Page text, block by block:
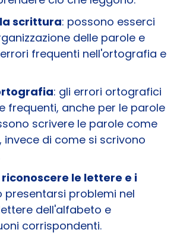
scrittura: possono esserci
delle parole e
frequenti nell'ortografia e
: gli errori ortografici
frequenti, anche per le parole
scrivere le parole come
invece di come si scrivono
le lettere e i
presentarsi problemi nel
dell'alfabeto e
corrispondenti.